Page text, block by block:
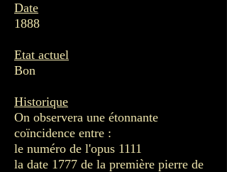
Date
1888
Etat actuel
Bon
Historique
On observera une étonnante
coïncidence entre :
le numéro de l'opus 1111
la date 1777 de la première pierre de